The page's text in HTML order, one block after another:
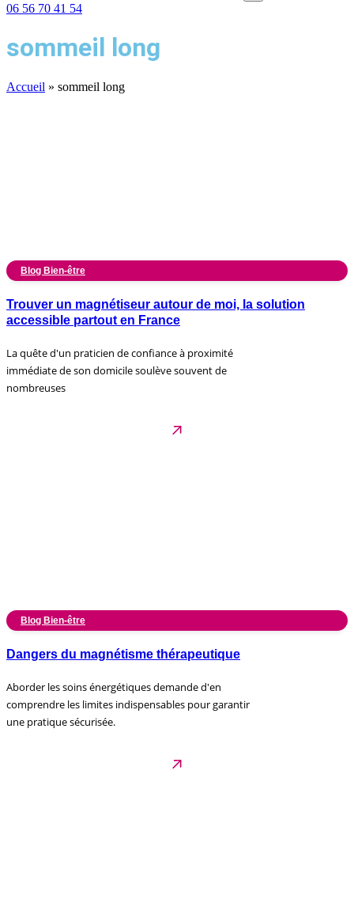
06 56 70 41 54
sommeil long
Accueil » sommeil long
Blog Bien-être
Trouver un magnétiseur autour de moi, la solution
accessible partout en France
La quête d'un praticien de confiance à proximité
immédiate de son domicile soulève souvent de
nombreuses
Blog Bien-être
Dangers du magnétisme thérapeutique
Aborder les soins énergétiques demande d'en
comprendre les limites indispensables pour garantir
une pratique sécurisée.